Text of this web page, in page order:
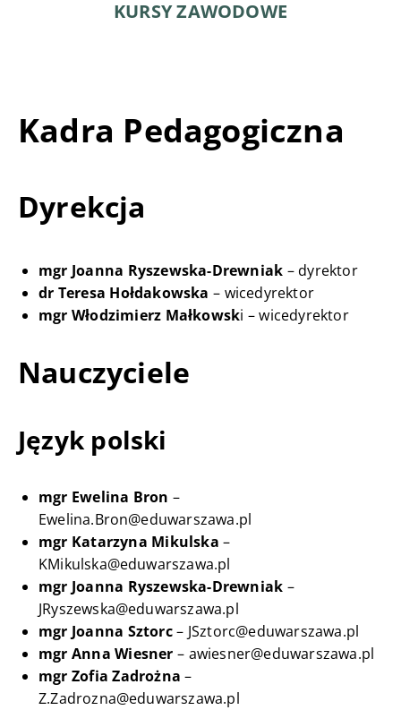
KURSY ZAWODOWE
Kadra Pedagogiczna
Dyrekcja
mgr Joanna Ryszewska-Drewniak – dyrektor
dr Teresa Hołdakowska – wicedyrektor
mgr Włodzimierz Małkowski – wicedyrektor
Nauczyciele
Język polski
mgr Ewelina Bron –
Ewelina.Bron@eduwarszawa.pl
mgr Katarzyna Mikulska –
KMikulska@eduwarszawa.pl
mgr Joanna Ryszewska-Drewniak –
JRyszewska@eduwarszawa.pl
mgr Joanna Sztorc– JSztorc@eduwarszawa.pl
mgr Anna Wiesner – awiesner@eduwarszawa.pl
mgr Zofia Zadrożna –
Z.Zadrozna@eduwarszawa.pl